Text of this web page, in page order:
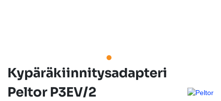
Kypäräkiinnitysadapteri
Peltor P3EV/2